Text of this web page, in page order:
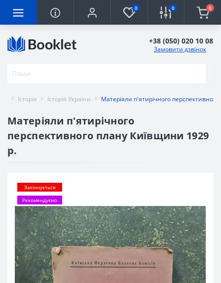
0 0 0
+38 (050) 020 10 08
Замовити дзвінок
Історія Історія України Матеріяли п'ятирічного
Матеріяли п'ятирічного
перспективного плану Київщини 1929
р.
Закінчується
Рекомендуємо